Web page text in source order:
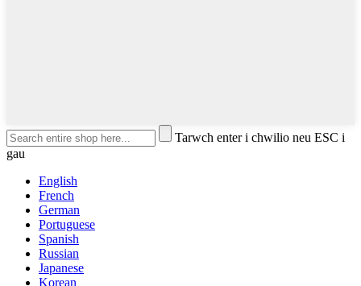
Tarwch enter i chwilio neu ESC i
gau
English
French
German
Portuguese
Spanish
Russian
Japanese
Korean